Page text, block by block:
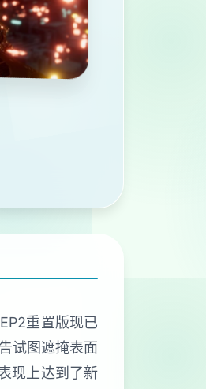
重置版现已
试图遮掩表面
现上达到了新